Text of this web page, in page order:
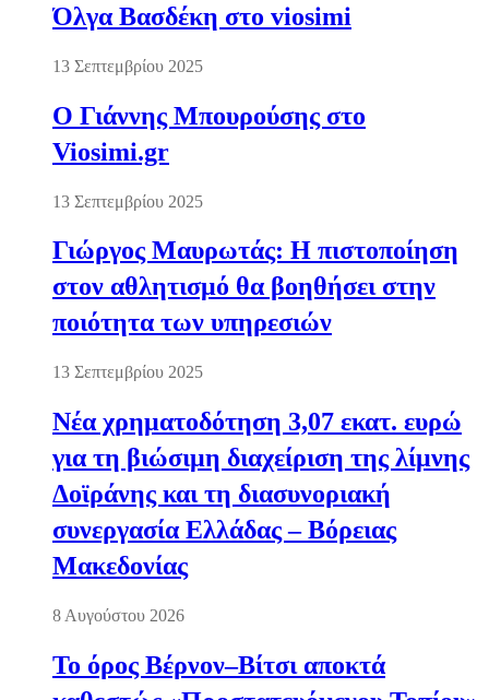
Όλγα Βασδέκη στο viosimi
13 Σεπτεμβρίου 2025
Ο Γιάννης Μπουρούσης στο
Viosimi.gr
13 Σεπτεμβρίου 2025
Γιώργος Μαυρωτάς: Η πιστοποίηση
στον αθλητισμό θα βοηθήσει στην
ποιότητα των υπηρεσιών
13 Σεπτεμβρίου 2025
Νέα χρηματοδότηση 3,07 εκατ. ευρώ
για τη βιώσιμη διαχείριση της λίμνης
Δοϊράνης και τη διασυνοριακή
συνεργασία Ελλάδας – Βόρειας
Μακεδονίας
8 Αυγούστου 2026
Το όρος Βέρνον–Βίτσι αποκτά